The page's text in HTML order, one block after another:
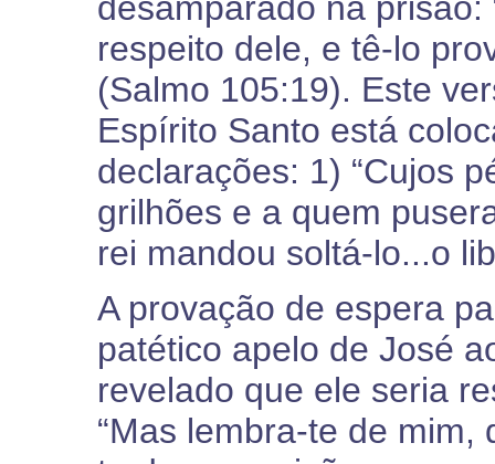
desamparado na
respeito dele, e tê-lo
(Salmo 105:19). Este
Espírito Santo está
declarações: 1) “Cujos
grilhões e a quem
rei mandou soltá-lo...o
A provação de espera
patético apelo de José
revelado que ele seria
“Mas lembra-te de